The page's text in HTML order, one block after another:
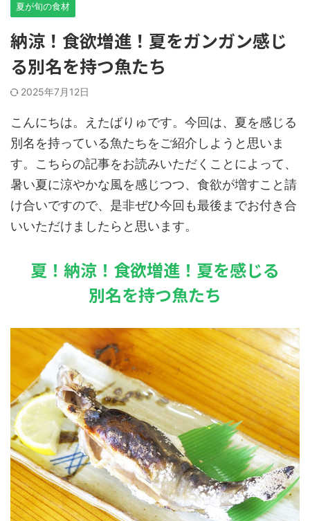
夏が旬の食材
納涼！食欲増進！夏をガンガン感じ
る別名を持つ魚たち
2025年7月12日
こんにちは。えたばりゅです。今回は、夏を感じる
別名を持っている魚たちをご紹介しようと思いま
す。こちらの記事をお読みいただくことによって、
暑い夏に涼やかな風を感じつつ、食欲が増すこと請
け合いですので、是非ぜひ今回も最後までお付き合
いいただけましたらと思います。
夏！納涼！食欲増進！夏を感じる
別名を持つ魚たち